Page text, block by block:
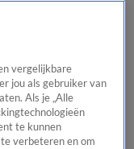
van Hart
Tip de
vergelijkbare
jou als gebruiker van
Als je „Alle
te kunnen
verbeteren en om